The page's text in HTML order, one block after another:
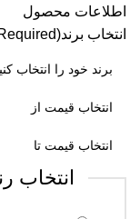
اطلاعات محصول
انتخاب برند(Required)
انتخاب